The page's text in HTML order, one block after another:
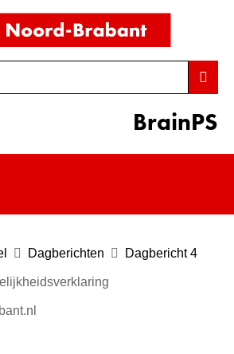
Ga
de
inhoud
BrainPS
Dagberichten Dagbericht 4